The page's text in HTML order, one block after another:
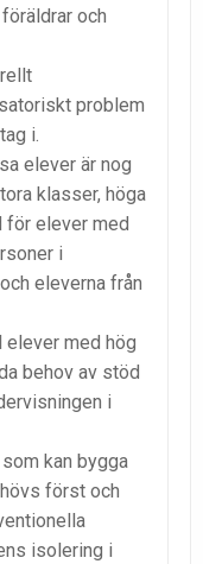
och
problem
i.
elever är nog
klasser, höga
elever med
i
eleverna från
med hög
behov av stöd
i
kan bygga
först och
isolering i